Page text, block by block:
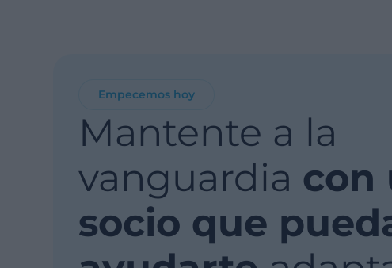
Empecemos hoy
Mantente a la
vanguardia con
socio que